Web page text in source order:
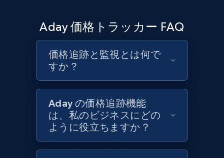
Target
URL, Product id, Title, Product description,
Rating, Reviews count, Initial price, Discount,
and more.
175+ 今すぐ始める
Aday 価格トラッカー FAQ
価格追跡と監視とは何で
すか？
Aday の価格追跡機能
は、私のビジネスにどの
ように役立ちますか？